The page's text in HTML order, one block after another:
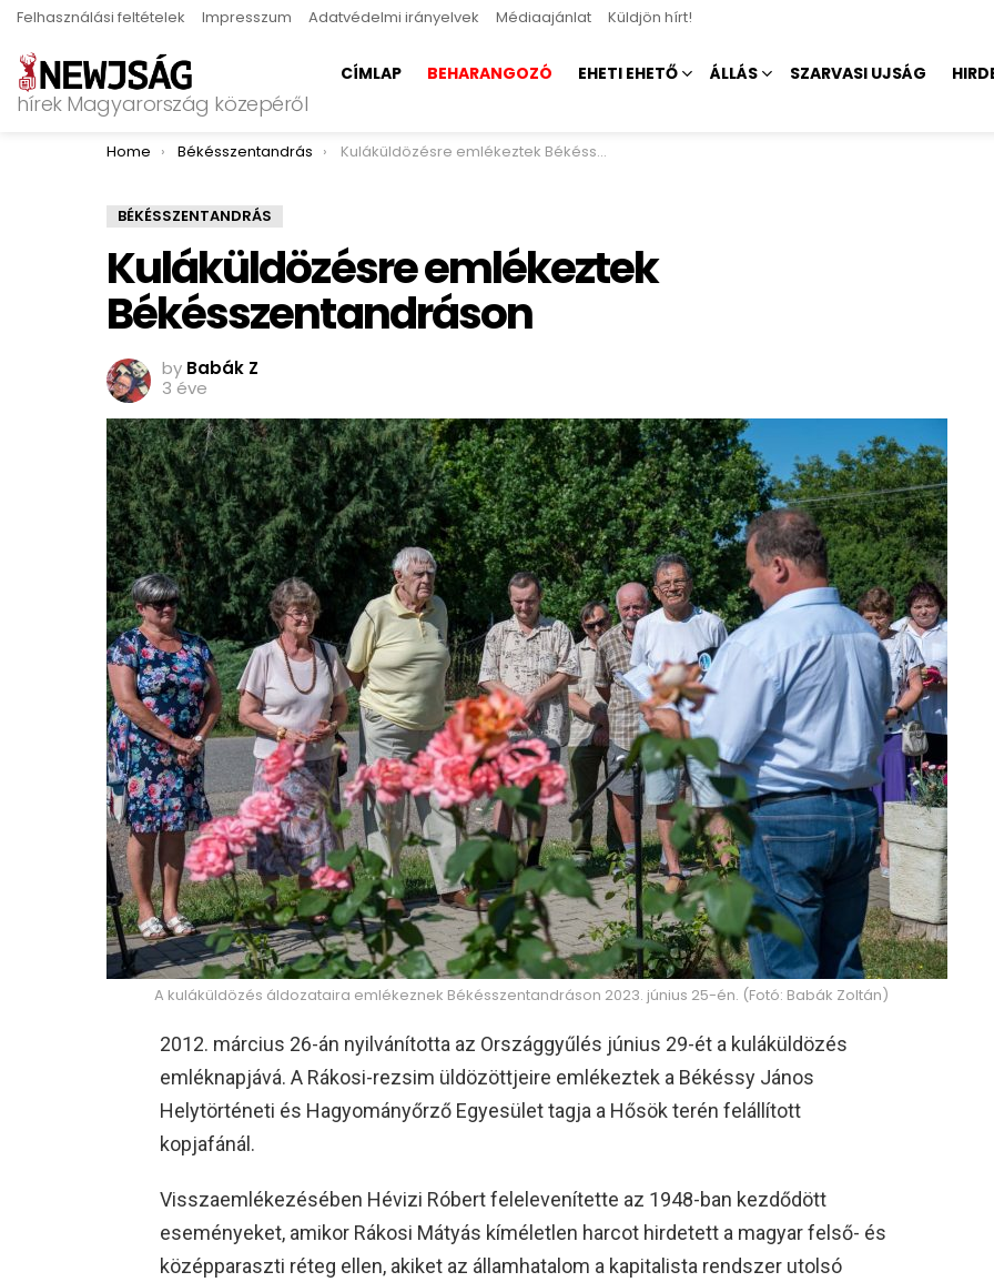
Felhasználási feltételek Impresszum Adatvédelmi irányelvek Médiaajánlat Küldjön hírt!
hírek Magyarország közepéről
CÍMLAP BEHARANGOZÓ EHETI EHETŐ ÁLLÁS SZARVASI UJSÁG
You are here:
Home Békésszentandrás Kuláküldözésre emlékeztek Békésszentandráson
BÉKÉSSZENTANDRÁS
Kuláküldözésre emlékeztek
Békésszentandráson
by Babák Z
3 éve
A kuláküldözés áldozataira emlékeznek Békésszentandráson 2023. június 25-én. (Fotó: Babák Zoltán)
2012. március 26-án nyilvánította az Országgyűlés június 29-ét a kuláküldözés
emléknapjává. A Rákosi-rezsim üldözöttjeire emlékeztek a Békéssy János
Helytörténeti és Hagyományőrző Egyesület tagja a Hősök terén felállított
kopjafánál.
Visszaemlékezésében Hévizi Róbert felelevenítette az 1948-ban kezdődött
eseményeket, amikor Rákosi Mátyás kíméletlen harcot hirdetett a magyar felső- és
középparaszti réteg ellen, akiket az államhatalom a kapitalista rendszer utolsó